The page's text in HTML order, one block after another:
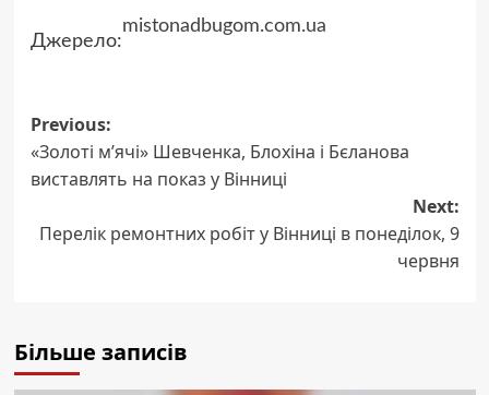
Джерело:
mistonadbugom.com.ua
Post
navigation
Previous:
«Золоті м’ячі» Шевченка, Блохіна і Бєланова
виставлять на показ у Вінниці
Next:
Перелік ремонтних робіт у Вінниці в понеділок, 9
червня
Більше записів